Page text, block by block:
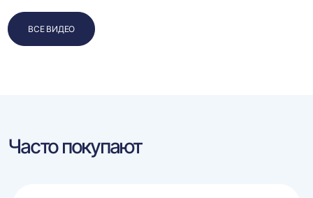
ВСЕ ВИДЕО
Часто покупают